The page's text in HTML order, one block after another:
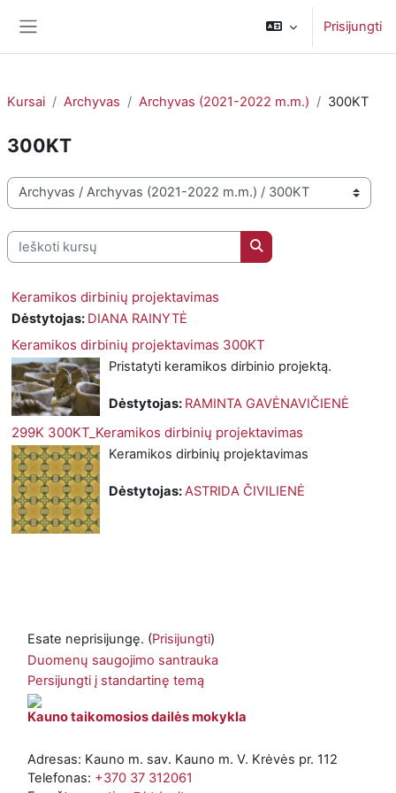
Prisijungti
Kursai Archyvas Archyvas (2021-2022 m.m.) 300KT
300KT
Kursų kategorijos
Ieškoti kursų
Ieškoti kursų
Keramikos dirbinių projektavimas
Dėstytojas: DIANA RAINYTĖ
Keramikos dirbinių projektavimas 300KT
Pristatyti keramikos dirbinio projektą.
Dėstytojas: RAMINTA GAVĖNAVIČIENĖ
299K 300KT_Keramikos dirbinių projektavimas
Keramikos dirbinių projektavimas
Dėstytojas:ASTRIDA ČIVILIENĖ
Esate neprisijungę. (Prisijungti)
Duomenų saugojimo santrauka
Persijungti į standartinę temą
Kauno taikomosios dailės mokykla
Adresas: Kauno m. sav. Kauno m. V. Krėvės pr. 112
Telefonas: +370 37 312061